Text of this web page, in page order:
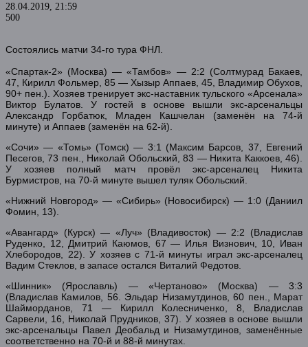
28.04.2019, 21:59
500
Состоялись матчи 34-го тура ФНЛ.
«Спартак-2» (Москва) — «Тамбов» — 2:2 (Солтмурад Бакаев,
47, Кирилл Фольмер, 85 — Хызыр Аппаев, 45, Владимир Обухов,
90+ пен.). Хозяев тренирует экс-наставник тульского «Арсенала»
Виктор Булатов. У гостей в основе вышли экс-арсенальцы
Александр Горбатюк, Младен Кашчелан (заменён на 74-й
минуте) и Аппаев (заменён на 62-й).
«Сочи» — «Томь» (Томск) — 3:1 (Максим Барсов, 37, Евгений
Песегов, 73 пен., Николай Обольский, 83 — Никита Каккоев, 46).
У хозяев полный матч провёл экс-арсеналец Никита
Бурмистров, на 70-й минуте вышел туляк Обольский.
«Нижний Новгород» — «Сибирь» (Новосибирск) — 1:0 (Даниил
Фомин, 13).
«Авангард» (Курск) — «Луч» (Владивосток) — 2:2 (Владислав
Руденко, 12, Дмитрий Каюмов, 67 — Илья Визнович, 10, Иван
Хлебородов, 22). У хозяев с 71-й минуты играл экс-арсеналец
Вадим Стеклов, в запасе остался Виталий Федотов.
«Шинник» (Ярославль) — «Чертаново» (Москва) — 3:3
(Владислав Камилов, 56. Эльдар Низамутдинов, 60 пен., Марат
Шайморданов, 71 — Кирилл Колесниченко, 8, Владислав
Сарвели, 16, Николай Прудников, 37). У хозяев в основе вышли
экс-арсенальцы Павел Деобальд и Низамутдинов, заменённые
соответственно на 70-й и 88-й минутах.